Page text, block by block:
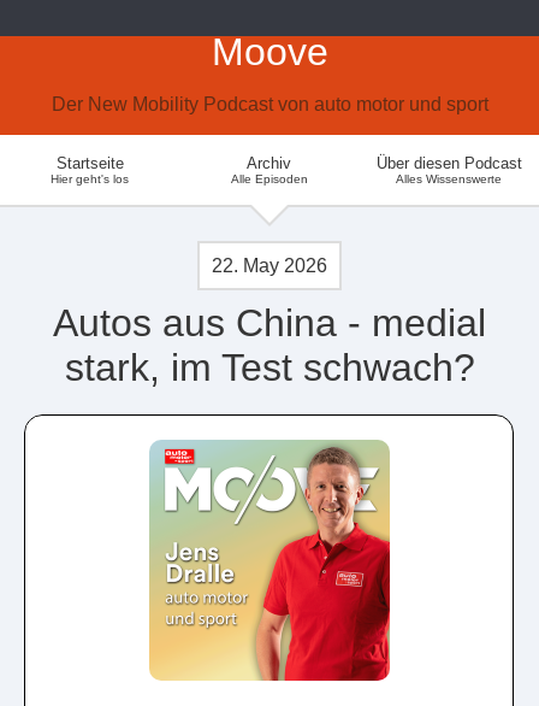
Moove
Der New Mobility Podcast von auto motor und sport
Startseite
Hier geht's los
Archiv
Alle Episoden
Über diesen Podcast
Alles Wissenswerte
22. May 2026
Autos aus China - medial
stark, im Test schwach?